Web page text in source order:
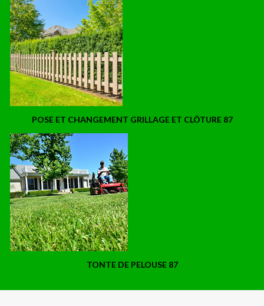
POSE ET CHANGEMENT GRILLAGE ET CLÔTURE 87
TONTE DE PELOUSE 87